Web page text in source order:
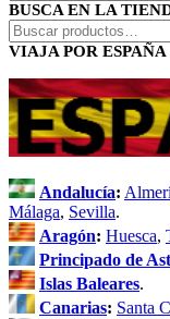
BUSCA EN LA
Buscar
por:
VIAJA POR ESPAÑA
Andalucía:
Málaga, Sevilla.
Aragón: Huesca,
Principado de
Islas Baleares.
Canarias: Santa